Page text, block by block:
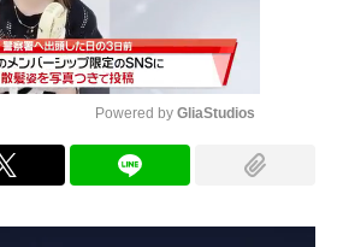
Powered by GliaStudios